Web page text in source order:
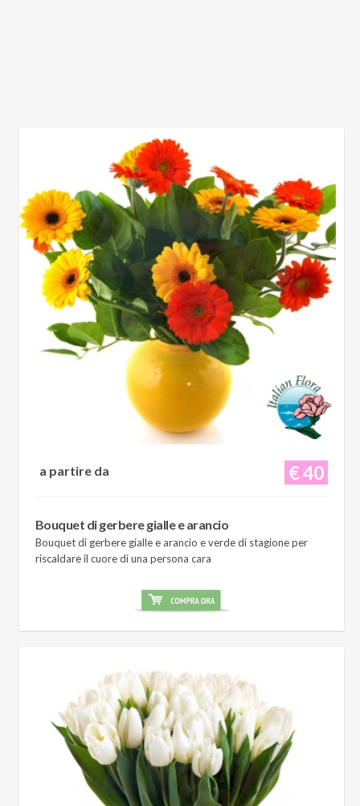
€ 40
a partire da
Bouquet di gerbere gialle e arancio
Bouquet di gerbere gialle e arancio e verde di stagione per
riscaldare il cuore di una persona cara